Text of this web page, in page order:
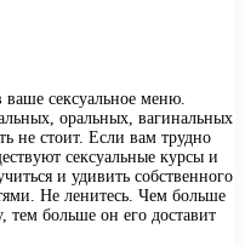
ваше сексуальное меню.
оральных, вагинальных
не стоит. Если вам трудно
сексуальные курсы и
и удивить собственного
Не ленитесь. Чем больше
тем больше он его доставит